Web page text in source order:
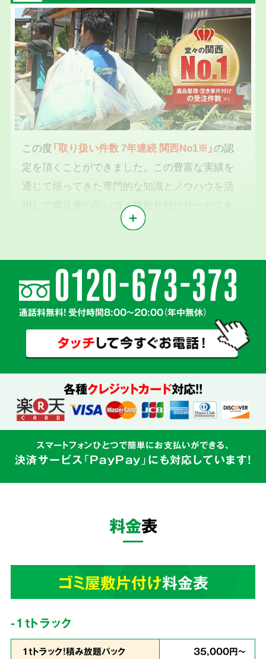
この度「取り扱い件数 7年連続 関西No1※」の認
定を頂くことができました。この豊富な実績を
通じて培ってきた専門的な知識とノウハウを活
用して満足度の高いゴミ屋敷片付けサービスを
2
気持ちに寄り添う
親切丁寧な対応
真心を
込めて対応
を心がけています。
業界最安値を目指しています!
通話料無料! 受付時間8:00～20:00（年中無休）
各種クレジットカード対応!!
スマートフォンひとつで簡単にお支払いができる、
決済サービス「PayPay」にも対応しています!
料金表
ゴミ屋敷片付け料金表
-1tトラック
1ｔトラック！積み放題パック 35,000円～